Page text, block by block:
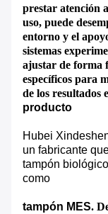
prestar atención
uso, puede
entorno y el
sistemas
ajustar de forma
específicos para
de los resultados
producto
Hubei
un fabricante
tampón
como
tampón MES.